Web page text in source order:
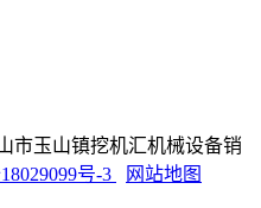
市玉山镇挖机汇机械设备销
号-3 网站地图